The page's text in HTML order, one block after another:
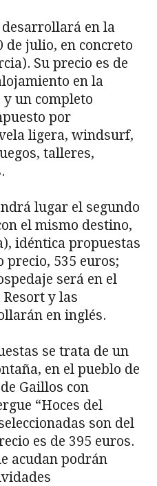
en la
de julio, en concreto
Su precio es de
en la
y un completo
por
ligera, windsurf,
talleres,
lugar el segundo
el mismo destino,
idéntica propuestas
precio, 535 euros;
será en el
y las
en inglés.
se trata de un
en el pueblo de
Gaillos con
“Hoces del
son del
es de 395 euros.
acudan podrán